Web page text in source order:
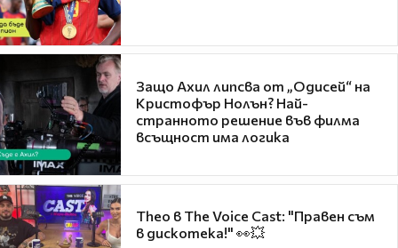
Защо Ахил липсва от „Одисей“ на
Кристофър Нолън? Най-
странното решение във филма
всъщност има логика
Theo в The Voice Cast: "Правен съм
в дискотека!" 👀💥